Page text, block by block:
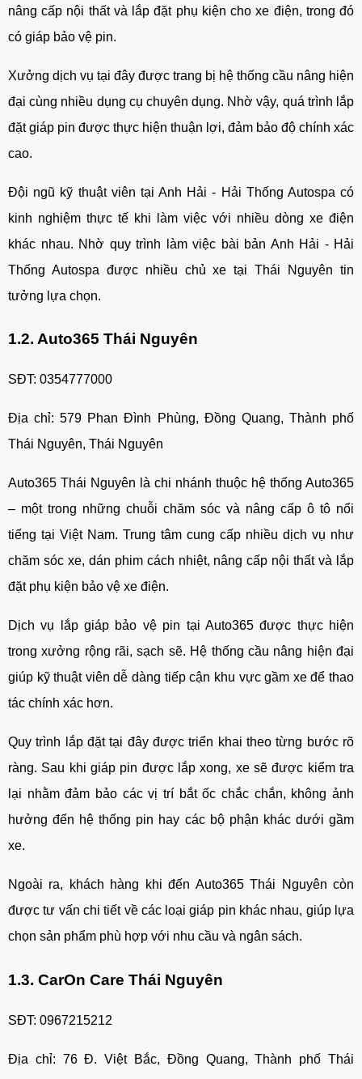
nâng cấp nội thất và lắp đặt phụ kiện cho xe điện, trong đó
có giáp bảo vệ pin.
Xưởng dịch vụ tại đây được trang bị hệ thống cầu nâng hiện
đại cùng nhiều dụng cụ chuyên dụng. Nhờ vậy, quá trình lắp
đặt giáp pin được thực hiện thuận lợi, đảm bảo độ chính xác
cao.
Đội ngũ kỹ thuật viên tại Anh Hải - Hải Thống Autospa có
kinh nghiệm thực tế khi làm việc với nhiều dòng xe điện
khác nhau. Nhờ quy trình làm việc bài bản Anh Hải - Hải
Thống Autospa được nhiều chủ xe tại Thái Nguyên tin
tưởng lựa chọn.
1.2. Auto365 Thái Nguyên
SĐT: 0354777000
Địa chỉ: 579 Phan Đình Phùng, Đồng Quang, Thành phố
Thái Nguyên, Thái Nguyên
Auto365 Thái Nguyên là chi nhánh thuộc hệ thống Auto365
– một trong những chuỗi chăm sóc và nâng cấp ô tô nổi
tiếng tại Việt Nam. Trung tâm cung cấp nhiều dịch vụ như
chăm sóc xe, dán phim cách nhiệt, nâng cấp nội thất và lắp
đặt phụ kiện bảo vệ xe điện.
Dịch vụ lắp giáp bảo vệ pin tại Auto365 được thực hiện
trong xưởng rộng rãi, sạch sẽ. Hệ thống cầu nâng hiện đại
giúp kỹ thuật viên dễ dàng tiếp cận khu vực gầm xe để thao
tác chính xác hơn.
Quy trình lắp đặt tại đây được triển khai theo từng bước rõ
ràng. Sau khi giáp pin được lắp xong, xe sẽ được kiểm tra
lại nhằm đảm bảo các vị trí bắt ốc chắc chắn, không ảnh
hưởng đến hệ thống pin hay các bộ phận khác dưới gầm
xe.
Ngoài ra, khách hàng khi đến Auto365 Thái Nguyên còn
được tư vấn chi tiết về các loại giáp pin khác nhau, giúp lựa
chọn sản phẩm phù hợp với nhu cầu và ngân sách.
1.3. CarOn Care Thái Nguyên
SĐT: 0967215212
Địa chỉ: 76 Đ. Việt Bắc, Đồng Quang, Thành phố Thái